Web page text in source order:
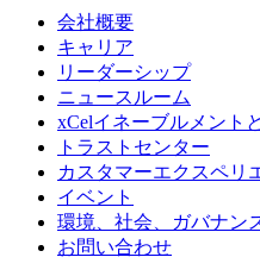
会社概要
キャリア
リーダーシップ
ニュースルーム
xCelイネーブルメント
トラストセンター
カスタマーエクスペリ
イベント
環境、社会、ガバナン
お問い合わせ